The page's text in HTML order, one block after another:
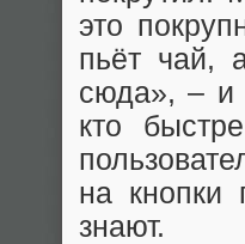
это
пьёт чай,
сюда», – и
кто
на кнопки
знают.